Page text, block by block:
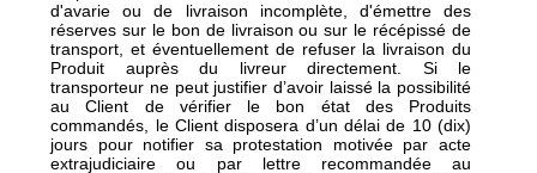
d'avarie ou de livraison incomplète, d'émettre des
réserves sur le bon de livraison ou sur le récépissé de
transport, et éventuellement de refuser la livraison du
Produit auprès du livreur directement. Si le
transporteur ne peut justifier d’avoir laissé la possibilité
au Client de vérifier le bon état des Produits
commandés, le Client disposera d’un délai de 10 (dix)
jours pour notifier sa protestation motivée par acte
extrajudiciaire ou par lettre recommandée au